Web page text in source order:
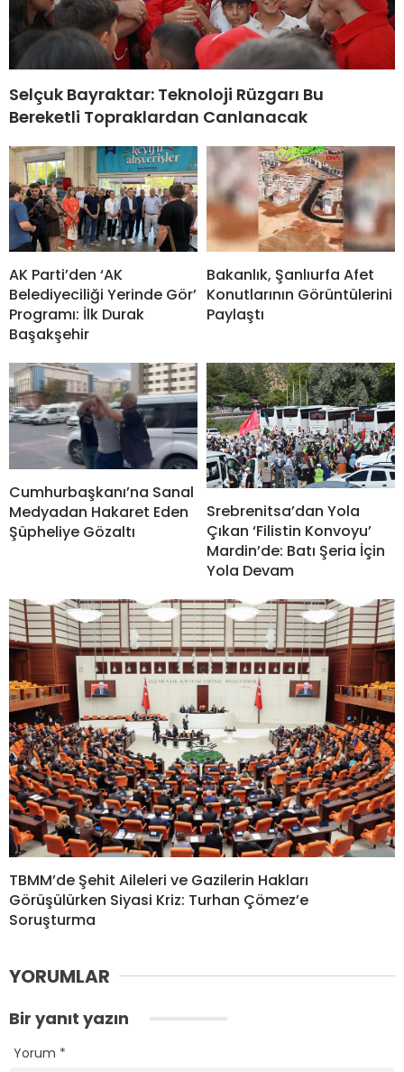
Selçuk Bayraktar: Teknoloji Rüzgarı Bu
Bereketli Topraklardan Canlanacak
AK Parti’den ‘AK
Belediyeciliği Yerinde Gör’
Programı: İlk Durak
Başakşehir
Bakanlık, Şanlıurfa Afet
Konutlarının Görüntülerini
Paylaştı
Cumhurbaşkanı’na Sanal
Medyadan Hakaret Eden
Şüpheliye Gözaltı
Srebrenitsa’dan Yola
Çıkan ‘Filistin Konvoyu’
Mardin’de: Batı Şeria İçin
Yola Devam
TBMM’de Şehit Aileleri ve Gazilerin Hakları
Görüşülürken Siyasi Kriz: Turhan Çömez’e
Soruşturma
YORUMLAR
Bir yanıt yazın
Yorum *